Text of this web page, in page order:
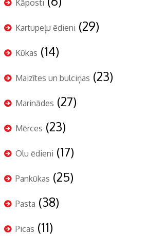
Kāposti
Kartupeļu ēdieni (29)
Kūkas (14)
Maizītes un bulciņas (23)
Marinādes (27)
Mērces (23)
Olu ēdieni (17)
Pankūkas (25)
Pasta (38)
Picas (11)